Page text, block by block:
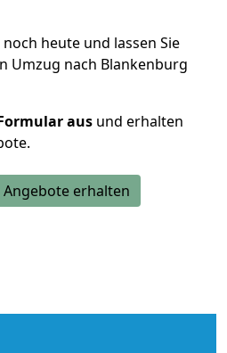
heute und lassen Sie
Umzug nach Blankenburg
aus und erhalten
Angebote erhalten